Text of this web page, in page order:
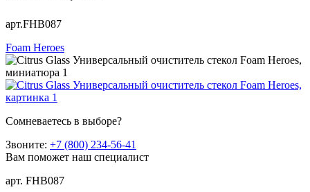
арт.FHB087
Foam Heroes
Сомневаетесь в выборе?
Звоните: +7 (800) 234-56-41
Вам поможет наш специалист
арт. FHB087